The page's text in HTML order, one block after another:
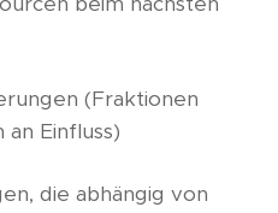
(Fraktionen
Einfluss)
die abhängig von